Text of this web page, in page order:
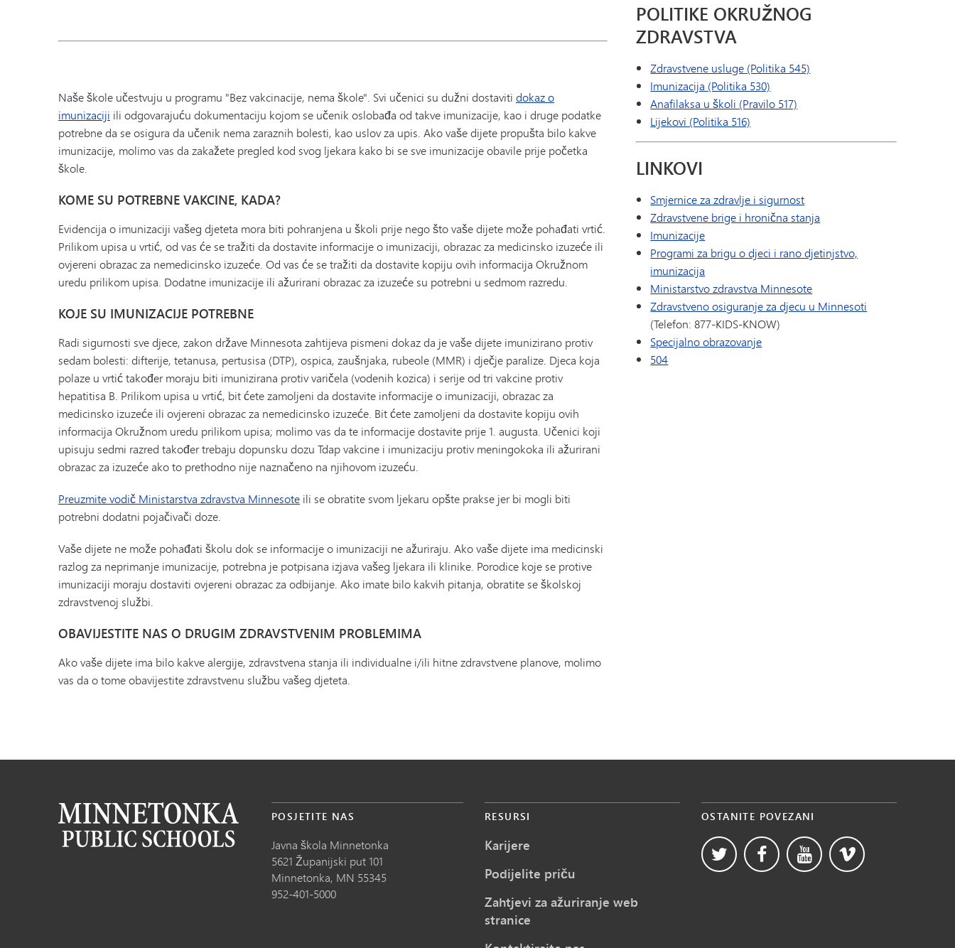
Naše škole učestvuju u programu "Bez vakcinacije, nema škole". Svi učenici su dužni dostaviti dokaz o
imunizaciji ili odgovarajuću dokumentaciju kojom se učenik oslobađa od takve imunizacije, kao i druge podatke
potrebne da se osigura da učenik nema zaraznih bolesti, kao uslov za upis. Ako vaše dijete propušta bilo kakve
imunizacije, molimo vas da zakažete pregled kod svog ljekara kako bi se sve imunizacije obavile prije početka
škole.
KOME SU POTREBNE VAKCINE, KADA?
Evidencija o imunizaciji vašeg djeteta mora biti pohranjena u školi prije nego što vaše dijete može pohađati vrtić.
Prilikom upisa u vrtić, od vas će se tražiti da dostavite informacije o imunizaciji, obrazac za medicinsko izuzeće ili
ovjereni obrazac za nemedicinsko izuzeće. Od vas će se tražiti da dostavite kopiju ovih informacija Okružnom
uredu prilikom upisa. Dodatne imunizacije ili ažurirani obrazac za izuzeće su potrebni u sedmom razredu.
KOJE SU IMUNIZACIJE POTREBNE
Radi sigurnosti sve djece, zakon države Minnesota zahtijeva pismeni dokaz da je vaše dijete imunizirano protiv
sedam bolesti: difterije, tetanusa, pertusisa (DTP), ospica, zaušnjaka, rubeole (MMR) i dječje paralize. Djeca koja
polaze u vrtić također moraju biti imunizirana protiv varičela (vodenih kozica) i serije od tri vakcine protiv
hepatitisa B. Prilikom upisa u vrtić, bit ćete zamoljeni da dostavite informacije o imunizaciji, obrazac za
medicinsko izuzeće ili ovjereni obrazac za nemedicinsko izuzeće. Bit ćete zamoljeni da dostavite kopiju ovih
informacija Okružnom uredu prilikom upisa; molimo vas da te informacije dostavite prije 1. augusta. Učenici koji
upisuju sedmi razred također trebaju dopunsku dozu Tdap vakcine i imunizaciju protiv meningokoka ili ažurirani
obrazac za izuzeće ako to prethodno nije naznačeno na njihovom izuzeću.
Preuzmite vodič Ministarstva zdravstva Minnesote ili se obratite svom ljekaru opšte prakse jer bi mogli biti
potrebni dodatni pojačivači doze.
Vaše dijete ne može pohađati školu dok se informacije o imunizaciji ne ažuriraju. Ako vaše dijete ima medicinski
razlog za neprimanje imunizacije, potrebna je potpisana izjava vašeg ljekara ili klinike. Porodice koje se protive
imunizaciji moraju dostaviti ovjereni obrazac za odbijanje. Ako imate bilo kakvih pitanja, obratite se školskoj
zdravstvenoj službi.
OBAVIJESTITE NAS O DRUGIM ZDRAVSTVENIM PROBLEMIMA
Ako vaše dijete ima bilo kakve alergije, zdravstvena stanja ili individualne i/ili hitne zdravstvene planove, molimo
vas da o tome obavijestite zdravstvenu službu vašeg djeteta.
POLITIKE OKRUŽNOG
ZDRAVSTVA
Zdravstvene usluge (Politika 545)
Imunizacija (Politika 530)
Anafilaksa u školi (Pravilo 517)
Lijekovi (Politika 516)
LINKOVI
Smjernice za zdravlje i sigurnost
Zdravstvene brige i hronična stanja
Imunizacije
Programi za brigu o djeci i rano djetinjstvo,
imunizacija
Ministarstvo zdravstva Minnesote
Zdravstveno osiguranje za djecu u Minnesoti
(Telefon: 877-KIDS-KNOW)
Specijalno obrazovanje
504
POSJETITE NAS
Javna škola Minnetonka
5621 Županijski put 101
Minnetonka, MN 55345
952-401-5000
RESURSI
Karijere
Podijelite priču
Zahtjevi za ažuriranje web
stranice
OSTANITE POVEZANI